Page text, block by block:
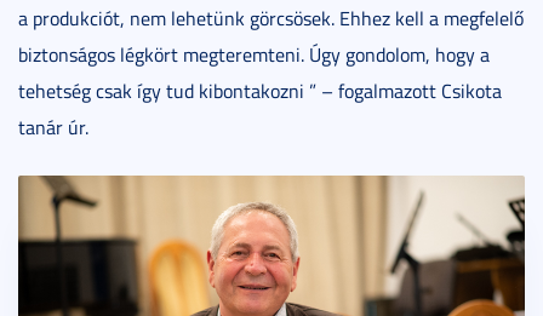
a produkciót, nem lehetünk görcsösek. Ehhez kell a megfelelő
biztonságos légkört megteremteni. Úgy gondolom, hogy a
tehetség csak így tud kibontakozni ” – fogalmazott Csikota
tanár úr.